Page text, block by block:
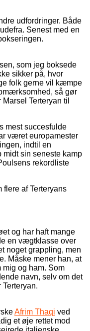
udfordringer. Både
Senest med en
som jeg boksede
sikker på, hvor
folk gerne vil kæmpe
så gør
Terteryan til
mest succesfulde
været europamester
indtil en
midt sin seneste kamp
rekordliste
flere af Terteryans
og har haft mange
en vægtklasse over
noget grappling, men
Måske mener han, at
og ham. Som
navn, selv om det
Terteryan.
Afrim Thaqi ved
et øje rettet mod